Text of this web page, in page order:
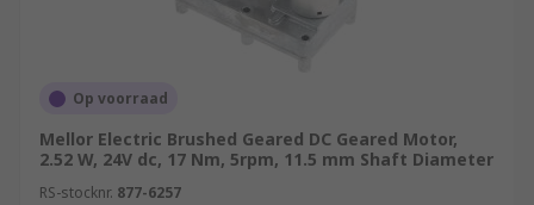
Op voorraad
Mellor Electric Brushed Geared DC Geared Motor,
2.52 W, 24V dc, 17 Nm, 5rpm, 11.5 mm Shaft Diameter
RS-stocknr. 877-6257